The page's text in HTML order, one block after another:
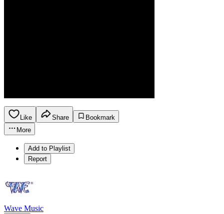
Like Share
Bookmark
More
Add to Playlist
Report
Wave Music